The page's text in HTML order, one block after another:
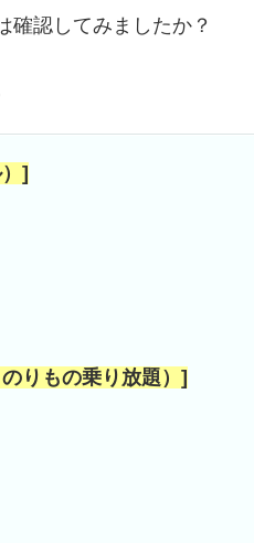
確認してみましたか？
]
りもの乗り放題）]